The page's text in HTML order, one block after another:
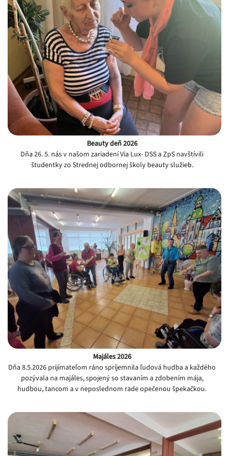
Beauty deň 2026
Dňa 26. 5. nás v našom zariadení Via Lux- DSS a ZpS navštívili
študentky zo Strednej odbornej školy beauty služieb.
Majáles 2026
Dňa 8.5.2026 prijímateľom ráno spríjemnila ľudová hudba a každého
pozývala na majáles, spojený so stavaním a zdobením mája,
hudbou, tancom a v neposlednom rade opečenou špekačkou.